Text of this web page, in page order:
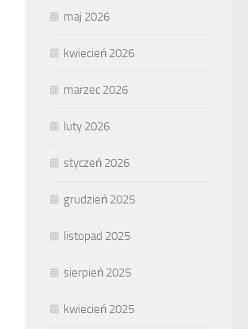
maj 2026
kwiecień 2026
marzec 2026
luty 2026
styczeń 2026
grudzień 2025
listopad 2025
sierpień 2025
kwiecień 2025